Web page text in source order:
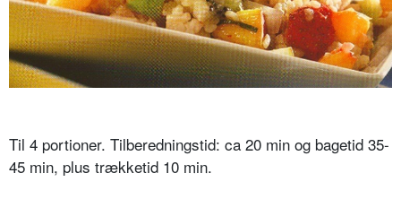
Til 4 portioner. Tilberedningstid: ca 20 min og bagetid 35-
45 min, plus trækketid 10 min.